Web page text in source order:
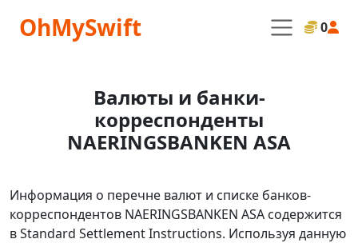
OhMySwift 0
Валюты и банки-
корреспонденты
NAERINGSBANKEN ASA
Информация о перечне валют и списке банков-
корреспондентов NAERINGSBANKEN ASA содержится
в Standard Settlement Instructions. Используя данную